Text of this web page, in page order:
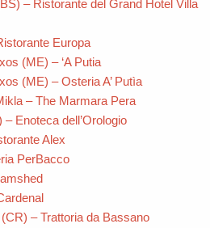
– Ristorante del Grand Hotel Villa
Europa
(ME) – ‘A Putia
(ME) – Osteria A’ Putìa
– The Marmara Pera
– Enoteca dell’Orologio
Alex
PerBacco
– Trattoria da Bassano